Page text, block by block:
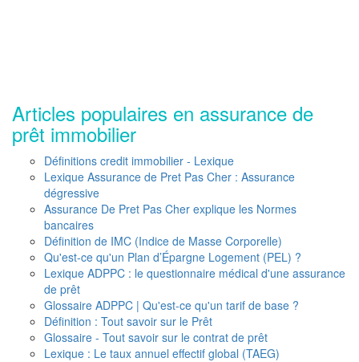
Articles populaires en assurance de
prêt immobilier
Définitions credit immobilier - Lexique
Lexique Assurance de Pret Pas Cher : Assurance
dégressive
Assurance De Pret Pas Cher explique les Normes
bancaires
Définition de IMC (Indice de Masse Corporelle)
Qu'est-ce qu'un Plan d’Épargne Logement (PEL) ?
Lexique ADPPC : le questionnaire médical d'une assurance
de prêt
Glossaire ADPPC | Qu'est-ce qu'un tarif de base ?
Définition : Tout savoir sur le Prêt
Glossaire - Tout savoir sur le contrat de prêt
Lexique : Le taux annuel effectif global (TAEG)